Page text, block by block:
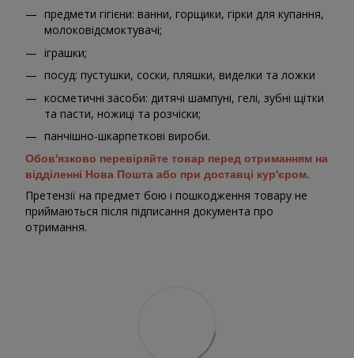
предмети гігієни: ванни, горщики, гірки для купання,
молоковідсмоктувачі;
іграшки;
посуд: пустушки, соски, пляшки, виделки та ложки
косметичні засоби: дитячі шампуні, гелі, зубні щітки
та пасти, ножиці та розчіски;
панчішно-шкарпеткові вироби.
Обов'язково перевіряйте товар перед отриманням на
відділенні Нова Пошта або при доставці кур'єром.
Претензії на предмет бою і пошкодження товару не
приймаються після підписання документа про
отримання.